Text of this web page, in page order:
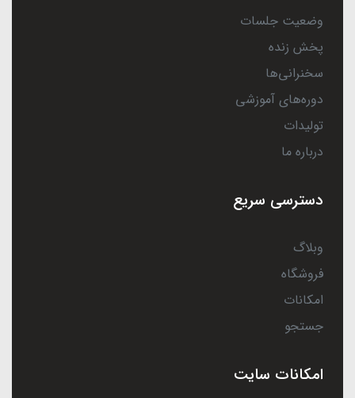
وضعیت جلسات
پخش زنده
سخنرانی‌ها
دوره‌های آموزشی
تولیدات
درباره ما
دسترسی سریع
وبلاگ
فروشگاه
امکانات
جستجو
امکانات سایت